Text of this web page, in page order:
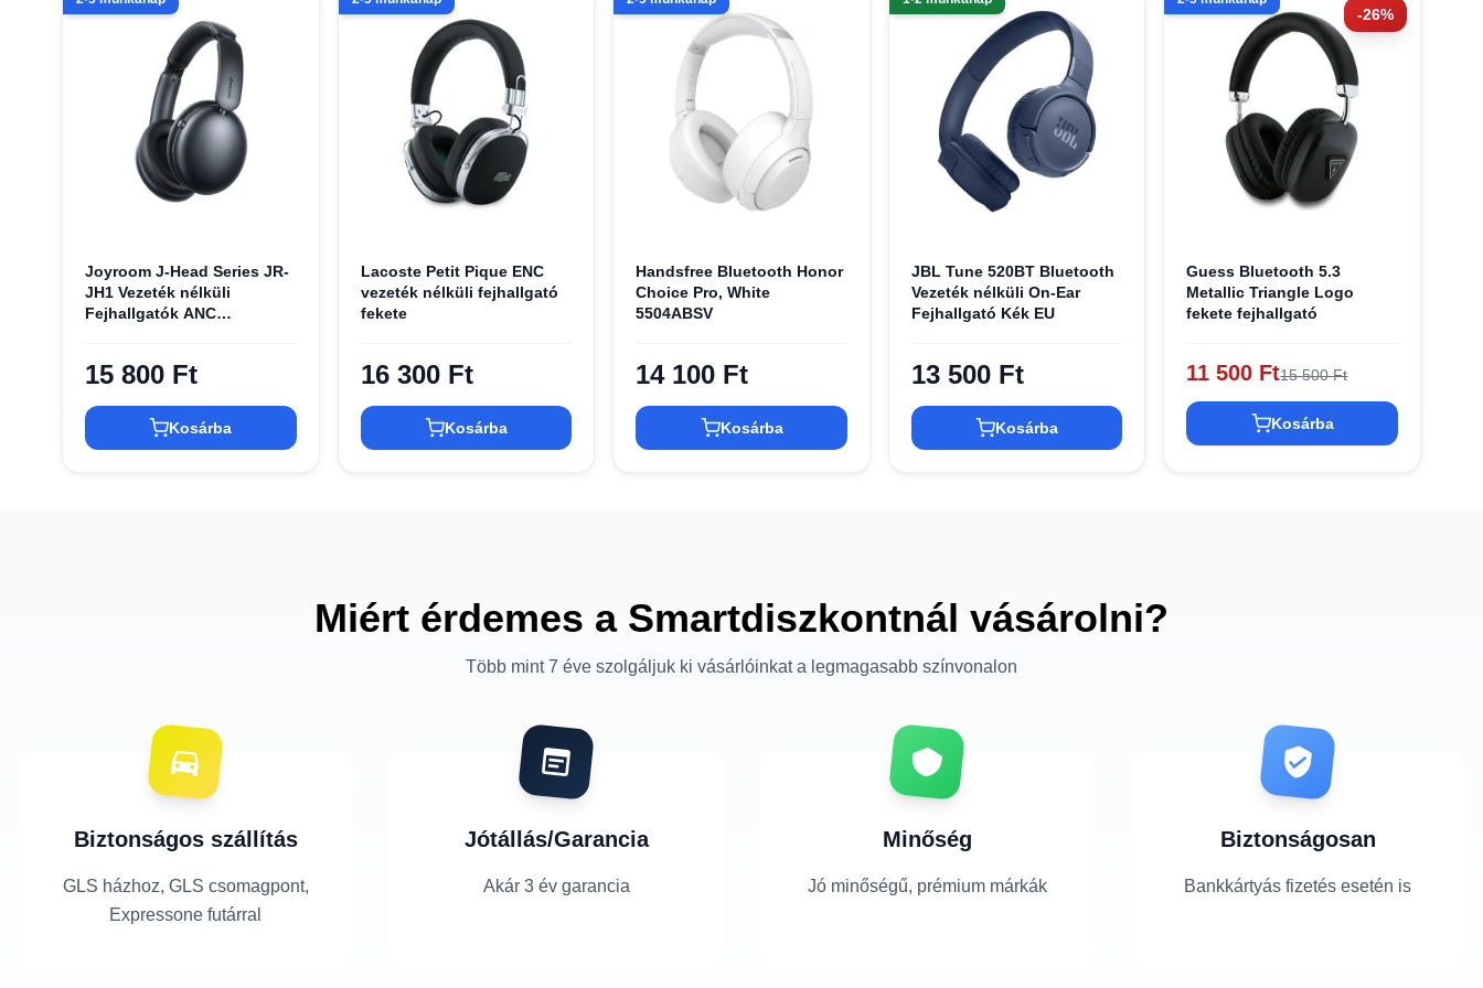
Joyroom J-Head Series JR-
JH1 Vezeték nélküli
Fejhallgatók ANC
15 800 Ft
Kosárba
Lacoste Petit Pique ENC
vezeték nélküli fejhallgató
fekete
16 300 Ft
Kosárba
Handsfree Bluetooth Honor
Choice Pro, White
5504ABSV
14 100 Ft
Kosárba
JBL Tune 520BT Bluetooth
Vezeték nélküli On-Ear
Fejhallgató Kék EU
13 500 Ft
Kosárba
-26%
Guess Bluetooth 5.3
Metallic Triangle Logo
fekete fejhallgató
11 500 Ft15 500 Ft
Kosárba
Miért érdemes a Smartdiszkontnál vásárolni?
Több mint 7 éve szolgáljuk ki vásárlóinkat a legmagasabb színvonalon
Biztonságos szállítás
GLS házhoz, GLS csomagpont,
Expressone futárral
Jótállás/Garancia
Akár 3 év garancia
Minőség
Jó minőségű, prémium márkák
Biztonságosan
Bankkártyás fizetés esetén is